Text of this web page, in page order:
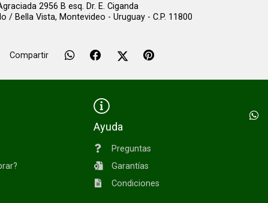
2956 B esq. Dr. E. Ciganda
/ Bella Vista, Montevideo - Uruguay - C.P. 11800
Compartir
Ayuda
Preguntas
Garantías
Condiciones